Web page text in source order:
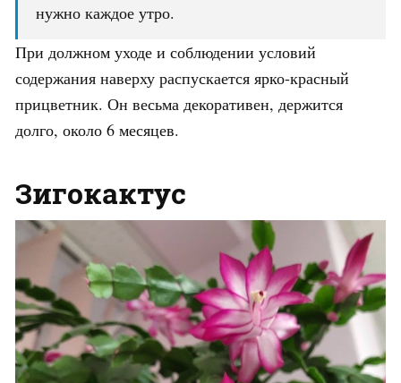
нужно каждое утро.
При должном уходе и соблюдении условий
содержания наверху распускается ярко-красный
прицветник. Он весьма декоративен, держится
долго, около 6 месяцев.
Зигокактус